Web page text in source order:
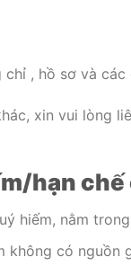
, hồ sơ và
xin vui lòng
hạn
hiếm, nằm
không có nguồn